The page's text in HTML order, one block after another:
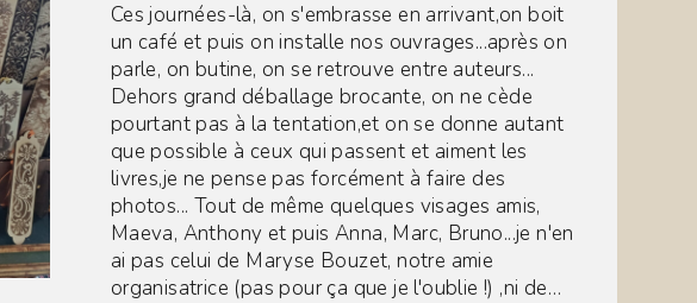
Ces journées-là, on s'embrasse en arrivant,on boit
un café et puis on installe nos ouvrages...après on
parle, on butine, on se retrouve entre auteurs...
Dehors grand déballage brocante, on ne cède
pourtant pas à la tentation,et on se donne autant
que possible à ceux qui passent et aiment les
livres,je ne pense pas forcément à faire des
photos... Tout de même quelques visages amis,
Maeva, Anthony et puis Anna, Marc, Bruno...je n'en
ai pas celui de Maryse Bouzet, notre amie
organisatrice (pas pour ça que je l'oublie !) ,ni de…